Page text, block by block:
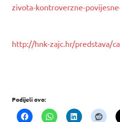
zivota-kontroverzne-
http://hnk-zajc.hr/predstava/
Podijeli ovo: